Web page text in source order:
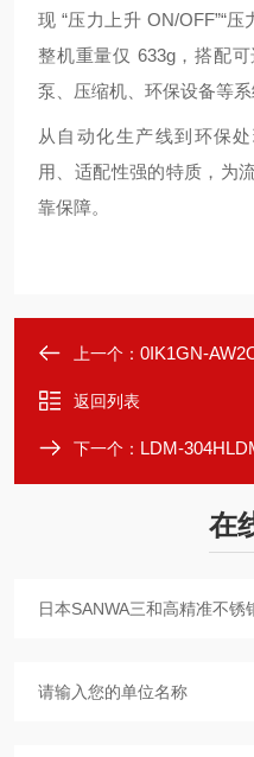
现 “压力上升 ON/OFF”“压
整机重量仅 633g，搭配
泵、压缩机、环保设备等系
从自动化生产线到环保
用、适配性强的特质，为
靠保障。
上一个： 0IK1GN-
返回列表
下一个： LDM-304HLDM-
在